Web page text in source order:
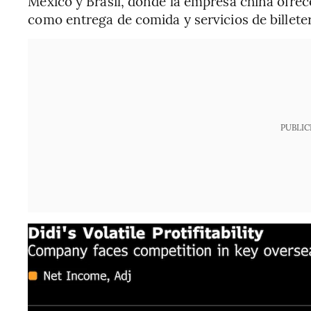
como entrega de comida y servicios de